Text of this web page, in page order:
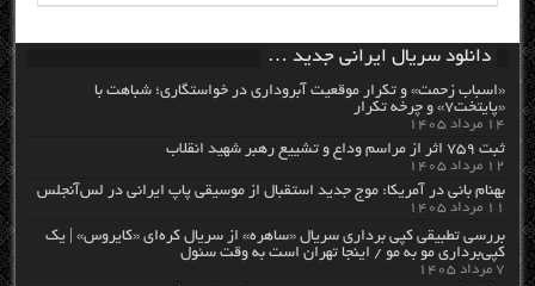
دانلود سریال ایرانی جدید …
«اسباب زحمت» و تکرار موقعیت آبروداری در خواستگاری؛ شباهت با
«پایتخت۷» و چرخه تکرار
۱۴ مرداد ۱۴۰۵
ثبت ۷۵۹ اثر از مراسم وداع و تشییع رهبر شهید انقلاب
۱۲ مرداد ۱۴۰۵
بهنام بانی در آمریکا: موج جدید استقبال از موسیقی پاپ ایرانی در لس‌آنجلس
۱۱ مرداد ۱۴۰۵
بررسی تطبیقی کپی برداری سریال «ساهره» از سریال کره‌ای «کایروس» | یک
کپی‌برداری مو به مو / اینجا تهران است به وقت سئول
۷ مرداد ۱۴۰۵